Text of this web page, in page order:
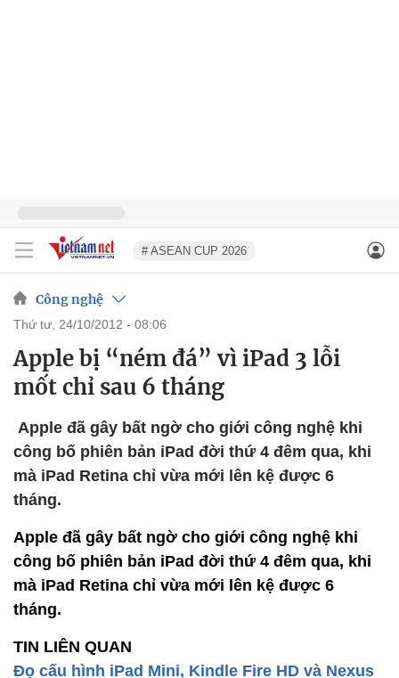
# ASEAN CUP 2026
Công nghệ
thứ tư, 24/10/2012 - 08:06
Apple bị “ném đá” vì iPad 3 lỗi
mốt chỉ sau 6 tháng
Apple đã gây bất ngờ cho giới công nghệ khi
công bố phiên bản iPad đời thứ 4 đêm qua, khi
mà iPad Retina chỉ vừa mới lên kệ được 6
tháng.
Apple đã gây bất ngờ cho giới công nghệ khi
công bố phiên bản iPad đời thứ 4 đêm qua, khi
mà iPad Retina chỉ vừa mới lên kệ được 6
tháng.
TIN LIÊN QUAN
Đọ cấu hình iPad Mini, Kindle Fire HD và Nexus